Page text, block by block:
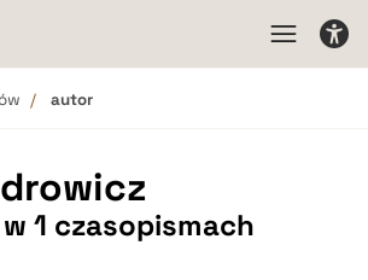
autor
1 czasopismach